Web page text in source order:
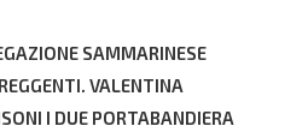
SAMMARINESE
VALENTINA
I DUE PORTABANDIERA